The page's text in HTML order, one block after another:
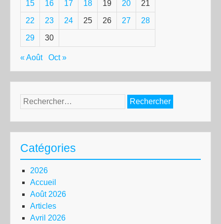
15 16 17 18 19 20 21
22 23 24 25 26 27 28
29 30
« Août Oct »
Rechercher :
Catégories
2026
Accueil
Août 2026
Articles
Avril 2026